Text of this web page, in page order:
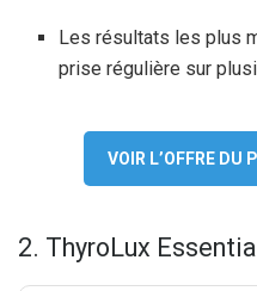
Les résultats les plus
prise régulière sur
VOIR L’OFFRE DU
2. ThyroLux